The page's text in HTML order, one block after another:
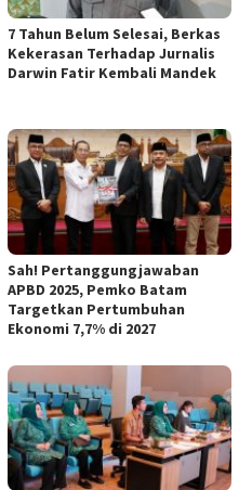
7 Tahun Belum Selesai, Berkas
Kekerasan Terhadap Jurnalis
Darwin Fatir Kembali Mandek
Sah! Pertanggungjawaban
APBD 2025, Pemko Batam
Targetkan Pertumbuhan
Ekonomi 7,7% di 2027